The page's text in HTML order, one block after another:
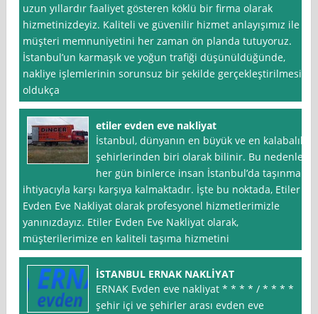
uzun yıllardır faaliyet gösteren köklü bir firma olarak
hizmetinizdeyiz. Kaliteli ve güvenilir hizmet anlayışımız ile
müşteri memnuniyetini her zaman ön planda tutuyoruz.
İstanbul’un karmaşık ve yoğun trafiği düşünüldüğünde,
nakliye işlemlerinin sorunsuz bir şekilde gerçekleştirilmesi
oldukça
etiler evden eve nakliyat
İstanbul, dünyanın en büyük ve en kalabalık
şehirlerinden biri olarak bilinir. Bu nedenle,
her gün binlerce insan İstanbul’da taşınma
ihtiyacıyla karşı karşıya kalmaktadır. İşte bu noktada, Etiler
Evden Eve Nakliyat olarak profesyonel hizmetlerimizle
yanınızdayız. Etiler Evden Eve Nakliyat olarak,
müşterilerimize en kaliteli taşıma hizmetini
İSTANBUL ERNAK NAKLİYAT
ERNAK Evden eve nakliyat * * * * / * * * *
şehir içi ve şehirler arası evden eve